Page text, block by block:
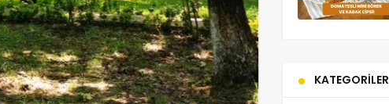
KATEGORILER